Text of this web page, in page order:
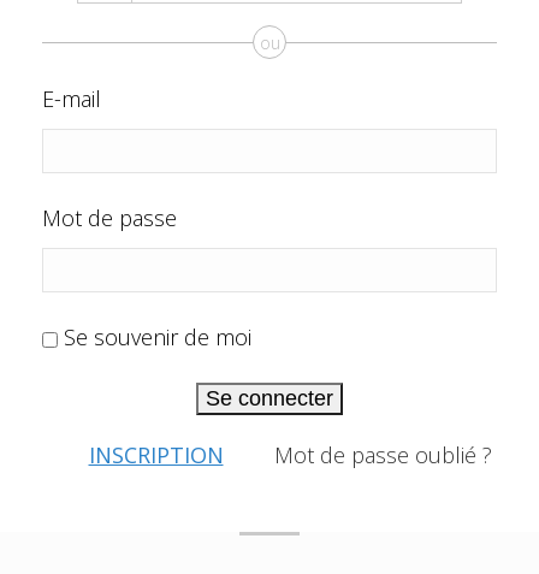
ou
E-mail
Mot de passe
Se souvenir de moi
Se connecter
INSCRIPTION Mot de passe oublié ?